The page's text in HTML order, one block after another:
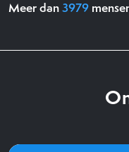
Meer dan3979